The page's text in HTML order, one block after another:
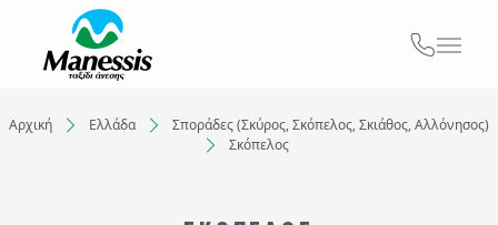
Εκδρομές Ξενοδοχεία
ΑΤΟΜΙΚΑ - TAILOR MADE TRIPS
Αρχική Ελλάδα
Σποράδες (Σκύρος, Σκόπελος, Σκιάθος, Αλλόνησος)
Σκόπελος